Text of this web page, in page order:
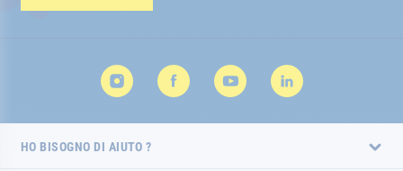
HO BISOGNO DI AIUTO ?